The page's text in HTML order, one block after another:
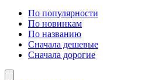
По популярности
По новинкам
По названию
Сначала дешевые
Сначала дорогие